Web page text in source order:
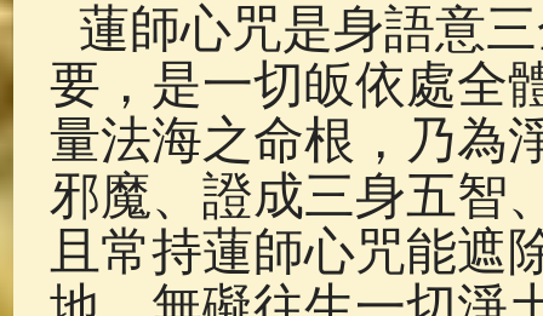
蓮師心咒是身語意
要，是一切皈依處全
量法海之命根，乃為
邪魔、證成三身五智
且常持蓮師心咒能遮